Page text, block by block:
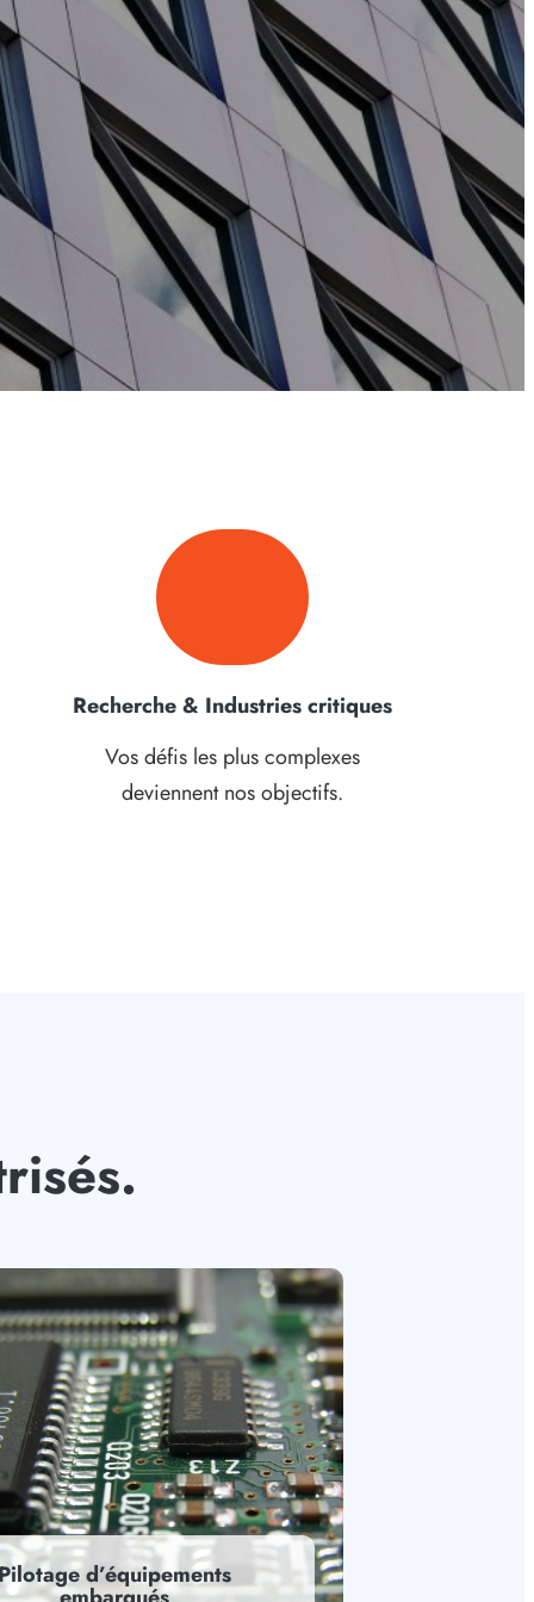
Recherche & Industries critiques
Vos défis les plus complexes
deviennent nos objectifs.
d’équipements